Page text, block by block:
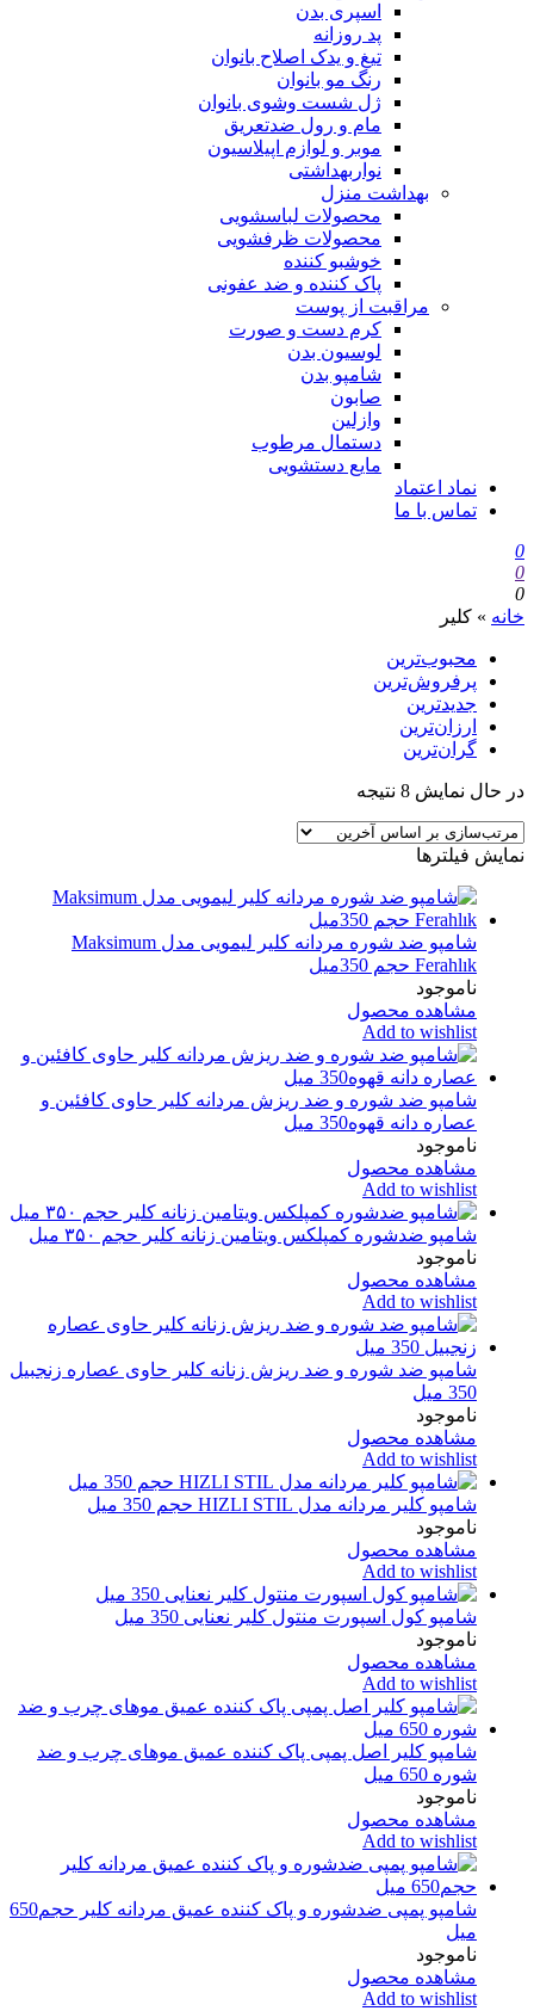
اسپری بدن
پد روزانه
تیغ و یدک اصلاح بانوان
رنگ مو بانوان
ژل شست وشوی بانوان
مام و رول ضدتعریق
موبر و لوازم اپیلاسیون
نواربهداشتی
بهداشت منزل
محصولات لباسشویی
محصولات ظرفشویی
خوشبو کننده
پاک کننده و ضد عفونی
مراقبت از پوست
کرم دست و صورت
لوسیون بدن
شامپو بدن
صابون
وازلین
دستمال مرطوب
مایع دستشویی
نماد اعتماد
تماس با ما
0
0
0
خانه » کلیر
محبوب‌ترین
پرفروش‌ترین
جدیدترین
ارزان‌ترین
گران‌ترین
در حال نمایش 8 نتیجه
نمایش فیلترها
شامپو ضد شوره مردانه کلیر لیمویی مدل Maksimum
Ferahlık حجم 350میل
ناموجود
مشاهده محصول
Add to wishlist
شامپو ضد شوره و ضد ریزش مردانه کلیر حاوی کافئین و
عصاره دانه‌ قهوه350 میل
ناموجود
مشاهده محصول
Add to wishlist
شامپو ضدشوره کمپلکس ویتامین زنانه کلیر حجم ۳۵۰ میل
ناموجود
مشاهده محصول
Add to wishlist
شامپو ضد شوره و ضد ریزش زنانه کلیر حاوی عصاره زنجبیل
350 میل
ناموجود
مشاهده محصول
Add to wishlist
شامپو کلیر مردانه مدل HIZLI STIL حجم 350 میل
ناموجود
مشاهده محصول
Add to wishlist
شامپو کول اسپورت منتول کلیر نعنایی 350 میل
ناموجود
مشاهده محصول
Add to wishlist
شامپو کلیر اصل پمپی پاک کننده عمیق موهای چرب و ضد
شوره 650 میل
ناموجود
مشاهده محصول
Add to wishlist
شامپو پمپی ضدشوره و پاک کننده عمیق مردانه کلیر حجم650
میل
ناموجود
مشاهده محصول
Add to wishlist